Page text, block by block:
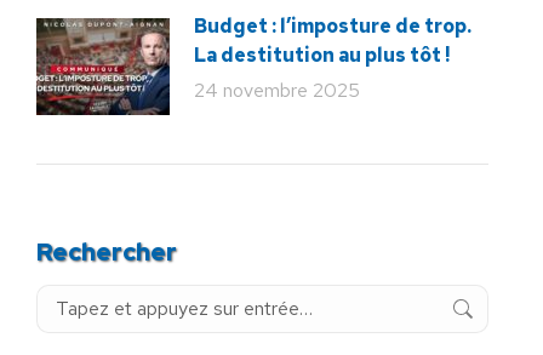
Budget : l’imposture de trop.
La destitution au plus tôt !
24 novembre 2025
Rechercher
Recherche